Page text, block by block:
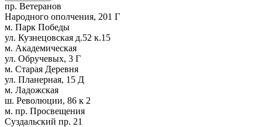
пр. Ветеранов
Народного ополчения, 201 Г
м. Парк Победы
ул. Кузнецовская д.52 к.15
м. Академическая
ул. Обручевых, 3 Г
м. Старая Деревня
ул. Планерная, 15 Д
м. Ладожская
ш. Революции, 86 к 2
м. пр. Просвещения
Суздальский пр. 21